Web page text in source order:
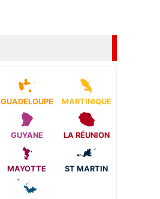
GUADELOUPE MARTINIQUE
GUYANE LA RÉUNION
MAYOTTE ST MARTIN